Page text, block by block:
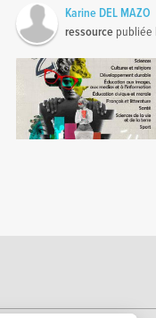
Karine DEL MAZO
ressource